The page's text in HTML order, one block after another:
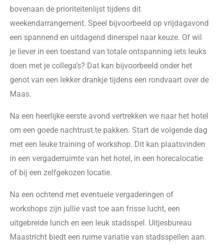
bovenaan de prioriteitenlijst tijdens dit
weekendarrangement. Speel bijvoorbeeld op vrijdagavond
een spannend en uitdagend dinerspel naar keuze. Of wil
je liever in een toestand van totale ontspanning iets leuks
doen met je collega’s? Dat kan bijvoorbeeld onder het
genot van een lekker drankje tijdens een rondvaart over de
Maas.
Na een heerlijke eerste avond vertrekken we naar het hotel
om een goede nachtrust te pakken. Start de volgende dag
met een leuke training of workshop. Dit kan plaatsvinden
in een vergaderruimte van het hotel, in een horecalocatie
of bij een zelfgekozen locatie.
Na een ochtend met eventuele vergaderingen of
workshops zijn jullie vast toe aan frisse lucht, een
uitgebreide lunch en een leuk stadsspel. Uitjesbureau
Maastricht biedt een ruime variatie van stadsspellen aan.